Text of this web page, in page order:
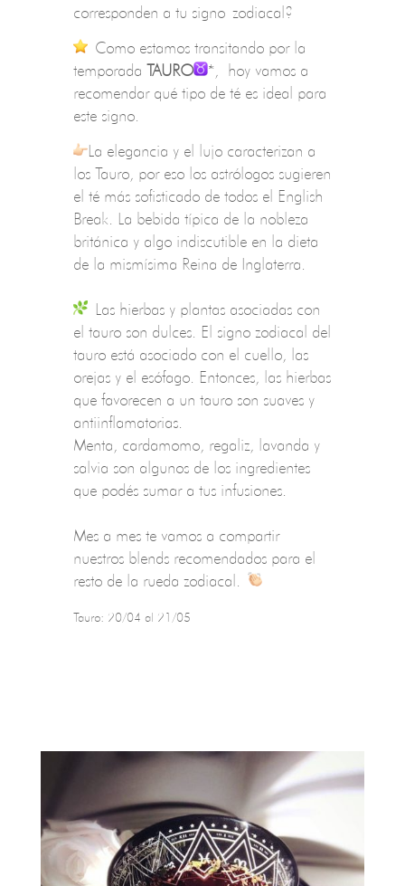
corresponden a tu signo zodiacal?
Como estamos transitando por la
temporada TAURO * , ​ hoy vamos a
recomendar qué tipo de té es ideal para
este signo.
La elegancia y el lujo caracterizan a
los Tauro, por eso los astrólogos sugieren
el té más sofisticado de todos el English
Break. La bebida típica de la nobleza
británica y algo indiscutible en la dieta
de la mismísima Reina de Inglaterra.
Las hierbas y plantas asociadas con
el tauro son dulces. El signo zodiacal del
tauro está asociado con el cuello, las
orejas y el esófago. Entonces, las hierbas
que favorecen a un tauro son suaves y
antiinflamatorias.
Menta, cardamomo, regaliz, lavanda y
salvia son algunos de los ingredientes
que podés sumar a tus infusiones.
Mes a mes te vamos a compartir
nuestros blends recomendados para el
resto de la rueda zodiacal.
Tauro: 20/04 al 21/05